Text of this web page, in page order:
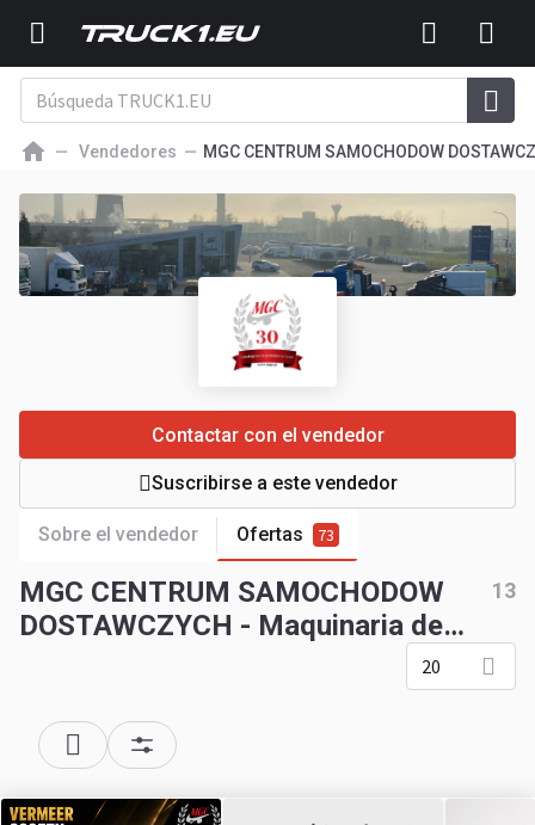
Vendedores MGC CENTRUM SAMOCHODOW
Sobre el vendedor Ofertas 73
Contactar con el vendedor
Suscribirse a este vendedor
MGC CENTRUM SAMOCHODOW
DOSTAWCZYCH - Maquinaria de
13
20